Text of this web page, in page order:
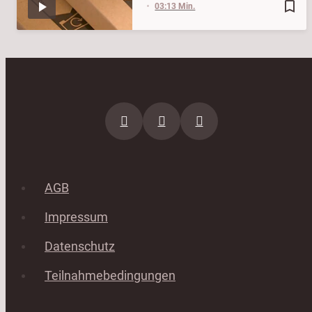
bookmark_border
03:13 Min.
AGB
Impressum
Datenschutz
Teilnahmebedingungen